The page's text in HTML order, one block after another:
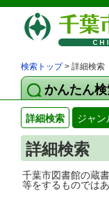
検索トップ> 詳細検索
かんたん
詳細検索 ジャン
詳細検索
千葉市図書
等をするものでは